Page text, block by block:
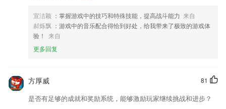
宣洁颖 ：掌握游戏中的技巧和特殊技能，提高战斗能力 来自
郝烁飘 ：游戏中的音乐配合得恰到好处，给我带来了极致的游戏体
验！
来自
更多回复
81
方厚威
是否有足够的成就和奖励系统，能够激励玩家继续挑战和进步？